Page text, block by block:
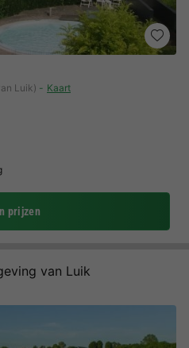
Luik) Kaart
prijzen
van Luik